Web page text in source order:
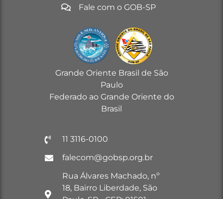
Fale com o GOB-SP
Grande Oriente Brasil de São
Paulo
Federado ao Grande Oriente do
Brasil
11 3116-0100
falecom@gobsp.org.br
Rua Álvares Machado, nº
18, Bairro Liberdade, São